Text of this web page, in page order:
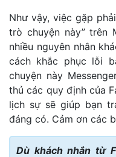
Như vậy, việc gặp
trò chuyện này” trên
nhiều nguyên nhân
cách khắc phục lỗi
chuyện này
thủ các quy định của
lịch sự sẽ giúp bạn
đáng có. Cảm ơn các
Dù khách nhắn từ